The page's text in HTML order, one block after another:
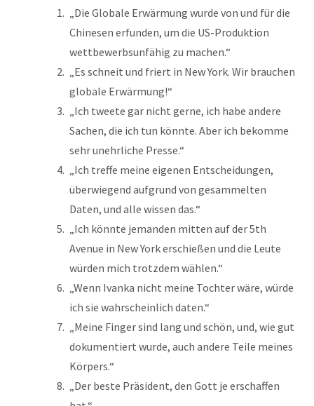
„Die Globale Erwärmung wurde von und für die
Chinesen erfunden, um die US-Produktion
wettbewerbsunfähig zu machen.“
„Es schneit und friert in New York. Wir brauchen
globale Erwärmung!“
„Ich tweete gar nicht gerne, ich habe andere
Sachen, die ich tun könnte. Aber ich bekomme
sehr unehrliche Presse.“
„Ich treffe meine eigenen Entscheidungen,
überwiegend aufgrund von gesammelten
Daten, und alle wissen das.“
„Ich könnte jemanden mitten auf der 5th
Avenue in New York erschießen und die Leute
würden mich trotzdem wählen.“
„Wenn Ivanka nicht meine Tochter wäre, würde
ich sie wahrscheinlich daten.“
„Meine Finger sind lang und schön, und, wie gut
dokumentiert wurde, auch andere Teile meines
Körpers.“
„Der beste Präsident, den Gott je erschaffen